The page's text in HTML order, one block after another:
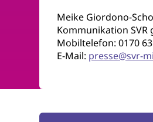
Meike Giordono-
Kommunikation SVR
Mobiltelefon: 0170
E-Mail: presse@svr-